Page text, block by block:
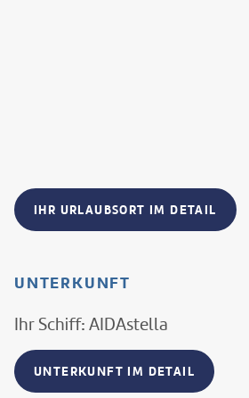
IHR URLAUBSORT IM DETAIL
UNTERKUNFT
Ihr Schiff: AIDAstella
UNTERKUNFT IM DETAIL